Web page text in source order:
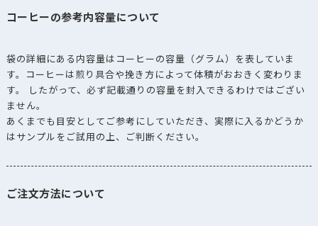
コーヒーの参考内容量について
袋の詳細にある内容量はコーヒーの容量（グラム）を表していま
す。コーヒーは煎り具合や挽き方によって体積がおおきく変わりま
す。 したがって、必ず記載通りの容量を封入できるわけではござい
ません。
あくまでも目安としてご参考にしていただき、実際に入るかどうか
はサンプルをご試用の上、ご判断ください。
ご注文方法について